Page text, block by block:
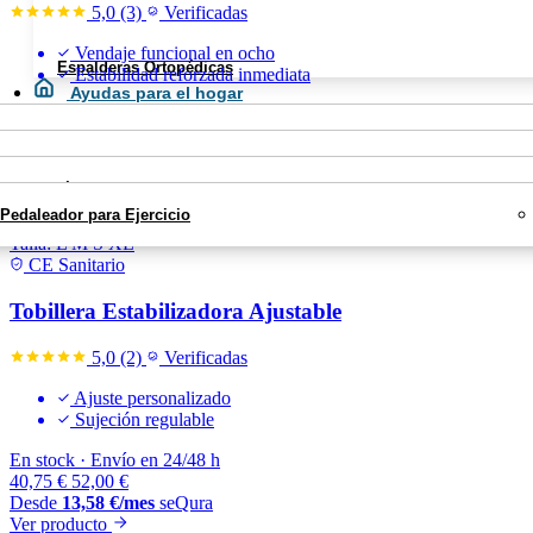
Espalderas Ortopédicas
Ayudas para el hogar
Asientos y Sillas para Bañera
Colchones Antiescaras
Sillas de Ruedas
Pie Diabético
Pedaleador para Ejercicio
X
5,0 (3)
Verificadas
Vendaje funcional en ocho
Estabilidad reforzada inmediata
34,90€ 44,90€
Desde11,63€/mes seQura
Ver producto
-22%
Talla: L M S XL
CE Sanitario
Tobillera Estabilizadora Ajustable
5,0 (2)
Verificadas
Ajuste personalizado
Sujeción regulable
En stock · Envío en 24/48 h
40,75 € 52,00 €
Desde 13,58 €/mes seQura
Ver producto